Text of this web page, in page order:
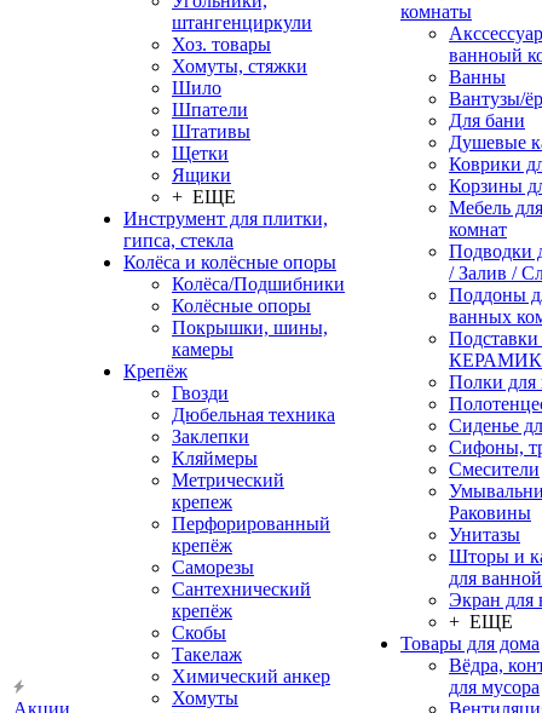
Акции
штангенциркули
Хоз. товары
Хомуты, стяжки
Шило
Шпатели
Штативы
Щетки
Ящики
+ ЕЩЕ
Инструмент для плитки,
гипса, стекла
Колёса и колёсные опоры
Колёса/Подшибники
Колёсные опоры
Покрышки, шины,
камеры
Крепёж
Гвозди
Дюбельная техника
Заклепки
Кляймеры
Метрический
крепеж
Перфорированный
крепёж
Саморезы
Сантехнический
крепёж
Скобы
Такелаж
Химический анкер
Хомуты
комнаты
ванноый
Ванны
Вантузы/
Для бани
Душевые
Коврики
Корзины
Мебель
комнат
Подводки
/ Залив /
Поддоны
ванных
Полки для
Сиденье
Сифоны,
Смесители
Раковины
Унитазы
Шторы и
для ванной
Экран для
+ ЕЩЕ
Товары для дома
Вёдра,
для мусора